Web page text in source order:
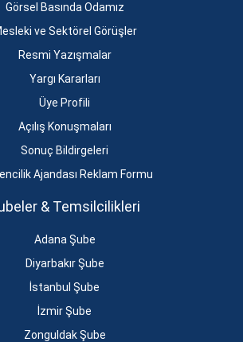
Görsel Basında Odamız
ve Sektörel Görüşler
Resmi Yazışmalar
Yargı Kararları
Üye Profili
Açılış Konuşmaları
Sonuç Bildirgeleri
Ajandası Reklam Formu
& Temsilcilikleri
Adana Şube
Diyarbakır Şube
İstanbul Şube
İzmir Şube
Zonguldak Şube